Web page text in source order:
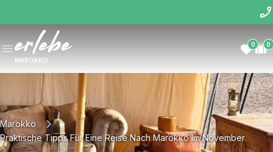
MAROKKO
0 0
Marokko
Praktische Tipps Für Eine Reise Nach Marokko Im November